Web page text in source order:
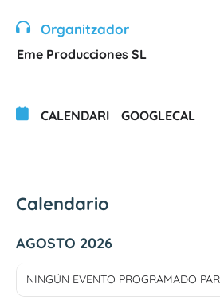
Organitzador
Eme Producciones SL
CALENDARI GOOGLECAL
Calendario
AGOSTO 2026
NINGÚN EVENTO PROGRAMADO